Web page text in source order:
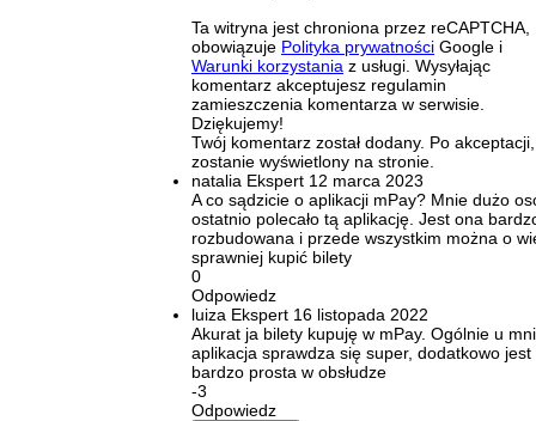
Ta witryna jest chroniona przez reCAPTCHA,
obowiązuje Polityka prywatności Google i
Warunki korzystania z usługi. Wysyłając
komentarz akceptujesz regulamin
zamieszczenia komentarza w serwisie.
Dziękujemy!
Twój komentarz został dodany. Po akceptacji,
zostanie wyświetlony na stronie.
natalia Ekspert 12 marca 2023
A co sądzicie o aplikacji mPay? Mnie dużo
ostatnio polecało tą aplikację. Jest ona
rozbudowana i przede wszystkim można o
sprawniej kupić bilety
0
Odpowiedz
luiza Ekspert 16 listopada 2022
Akurat ja bilety kupuję w mPay. Ogólnie u
aplikacja sprawdza się super, dodatkowo jest
bardzo prosta w obsłudze
-3
Odpowiedz